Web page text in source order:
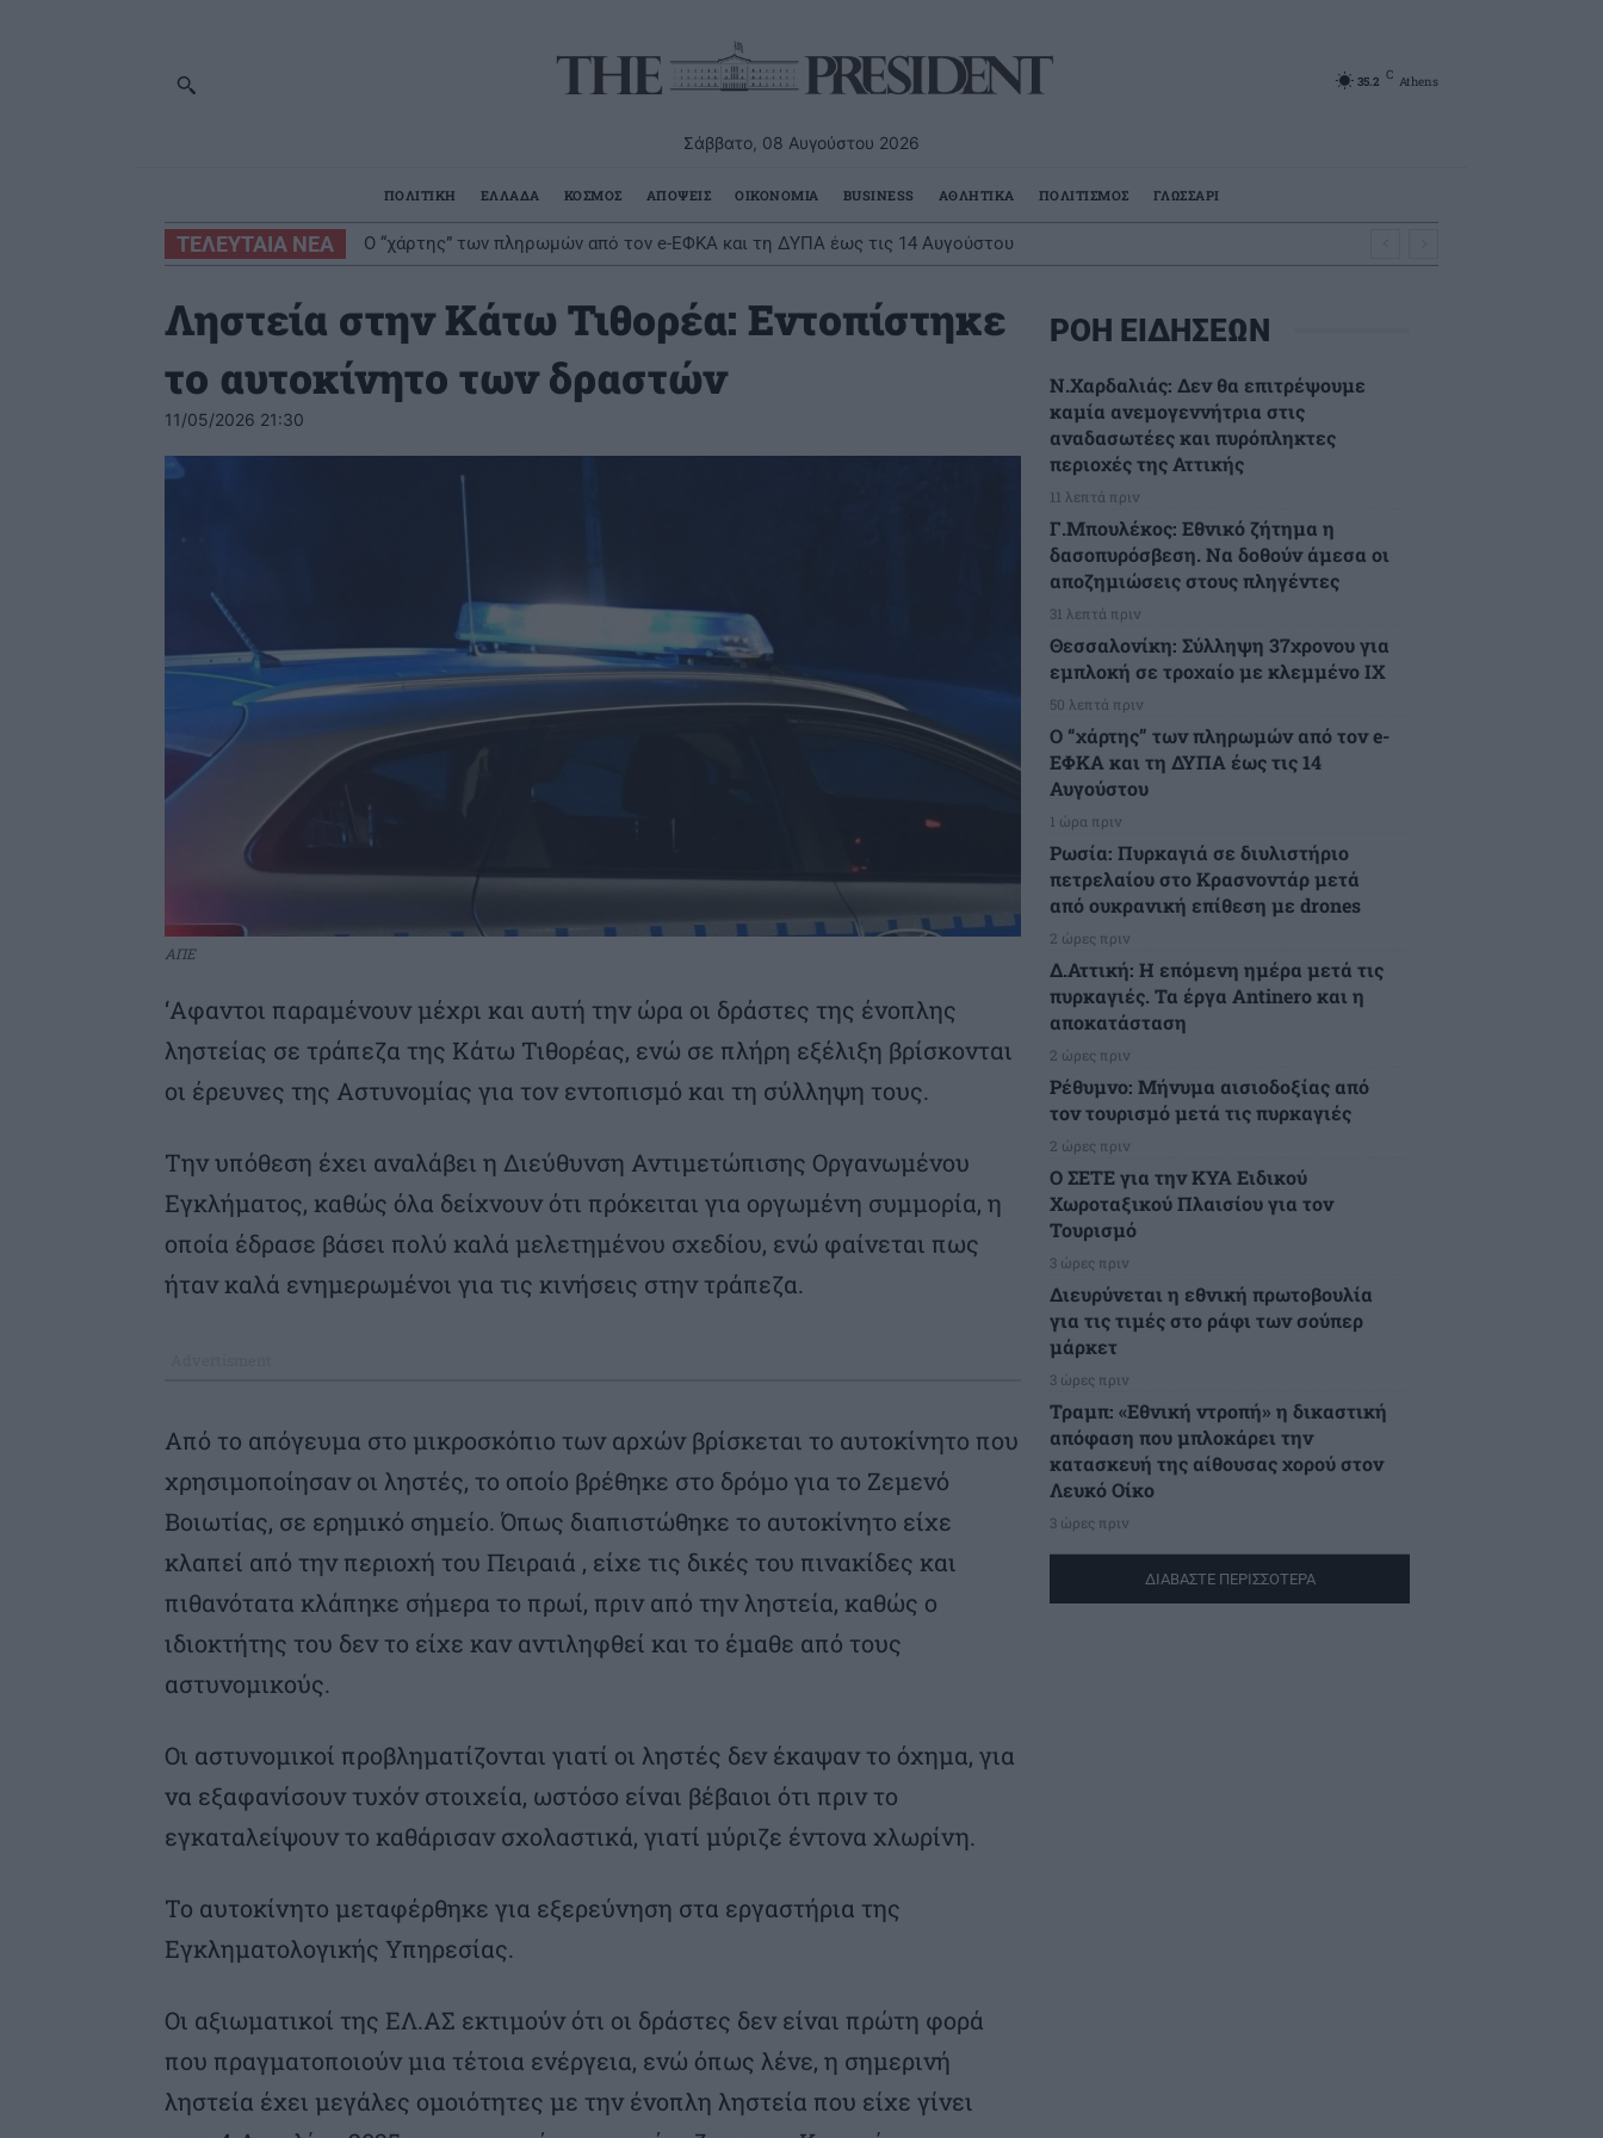
Σάββατο, 08 Αυγούστου 2026
35.2 C Athens
ΠΟΛΙΤΙΚΗ ΕΛΛΑΔΑ ΚΟΣΜΟΣ ΑΠΟΨΕΙΣ ΟΙΚΟΝΟΜΙΑ BUSINESS ΑΘΛΗΤΙΚΑ ΠΟΛΙΤΙΣΜΟΣ ΓΛΩΣΣΑΡΙ
ΤΕΛΕΥΤΑΙΑ ΝΕΑ Ο “χάρτης” των πληρωμών από τον e-ΕΦΚΑ και τη ΔΥΠΑ έως τις 14 Αυγούστου
Ληστεία στην Κάτω Τιθορέα: Εντοπίστηκε
το αυτοκίνητο των δραστών
11/05/2026 21:30
ΑΠΕ
‘Αφαντοι παραμένουν μέχρι και αυτή την ώρα οι δράστες της ένοπλης
ληστείας σε τράπεζα της Κάτω Τιθορέας, ενώ σε πλήρη εξέλιξη βρίσκονται
οι έρευνες της Αστυνομίας για τον εντοπισμό και τη σύλληψη τους.
Την υπόθεση έχει αναλάβει η Διεύθυνση Αντιμετώπισης Οργανωμένου
Εγκλήματος, καθώς όλα δείχνουν ότι πρόκειται για οργωμένη συμμορία, η
οποία έδρασε βάσει πολύ καλά μελετημένου σχεδίου, ενώ φαίνεται πως
ήταν καλά ενημερωμένοι για τις κινήσεις στην τράπεζα.
Από το απόγευμα στο μικροσκόπιο των αρχών βρίσκεται το αυτοκίνητο που
χρησιμοποίησαν οι ληστές, το οποίο βρέθηκε στο δρόμο για το Ζεμενό
Βοιωτίας, σε ερημικό σημείο. Όπως διαπιστώθηκε το αυτοκίνητο είχε
κλαπεί από την περιοχή του Πειραιά , είχε τις δικές του πινακίδες και
πιθανότατα κλάπηκε σήμερα το πρωί, πριν από την ληστεία, καθώς ο
ιδιοκτήτης του δεν το είχε καν αντιληφθεί και το έμαθε από τους
αστυνομικούς.
Οι αστυνομικοί προβληματίζονται γιατί οι ληστές δεν έκαψαν το όχημα, για
να εξαφανίσουν τυχόν στοιχεία, ωστόσο είναι βέβαιοι ότι πριν το
εγκαταλείψουν το καθάρισαν σχολαστικά, γιατί μύριζε έντονα χλωρίνη.
Το αυτοκίνητο μεταφέρθηκε για εξερεύνηση στα εργαστήρια της
Εγκληματολογικής Υπηρεσίας.
Οι αξιωματικοί της ΕΛ.ΑΣ εκτιμούν ότι οι δράστες δεν είναι πρώτη φορά
που πραγματοποιούν μια τέτοια ενέργεια, ενώ όπως λένε, η σημερινή
ληστεία έχει μεγάλες ομοιότητες με την ένοπλη ληστεία που είχε γίνει
ΡΟΗ ΕΙΔΗΣΕΩΝ
Ν.Χαρδαλιάς: Δεν θα επιτρέψουμε
καμία ανεμογεννήτρια στις
αναδασωτέες και πυρόπληκτες
περιοχές της Αττικής
11 λεπτά πριν
Γ.Μπουλέκος: Εθνικό ζήτημα η
δασοπυρόσβεση. Να δοθούν άμεσα οι
αποζημιώσεις στους πληγέντες
31 λεπτά πριν
Θεσσαλονίκη: Σύλληψη 37χρονου για
εμπλοκή σε τροχαίο με κλεμμένο ΙΧ
50 λεπτά πριν
Ο “χάρτης” των πληρωμών από τον e-
ΕΦΚΑ και τη ΔΥΠΑ έως τις 14
Αυγούστου
1 ώρα πριν
Ρωσία: Πυρκαγιά σε διυλιστήριο
πετρελαίου στο Κρασνοντάρ μετά
από ουκρανική επίθεση με drones
2 ώρες πριν
Δ.Αττική: Η επόμενη ημέρα μετά τις
πυρκαγιές. Τα έργα Antinero και η
αποκατάσταση
2 ώρες πριν
Ρέθυμνο: Μήνυμα αισιοδοξίας από
τον τουρισμό μετά τις πυρκαγιές
2 ώρες πριν
Ο ΣΕΤΕ για την ΚΥΑ Ειδικού
Χωροταξικού Πλαισίου για τον
Τουρισμό
3 ώρες πριν
Διευρύνεται η εθνική πρωτοβουλία
για τις τιμές στο ράφι των σούπερ
μάρκετ
3 ώρες πριν
Τραμπ: «Εθνική ντροπή» η δικαστική
απόφαση που μπλοκάρει την
κατασκευή της αίθουσας χορού στον
Λευκό Οίκο
3 ώρες πριν
ΔΙΑΒΑΣΤΕ ΠΕΡΙΣΣΟΤΕΡΑ